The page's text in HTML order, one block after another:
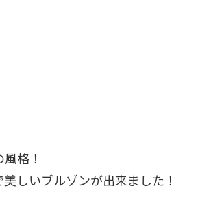
格！
しいブルゾンが出来ました！